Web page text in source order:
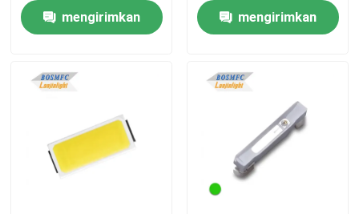
Produk
Video
Tampilan VR
mengirimkan
mengirimkan